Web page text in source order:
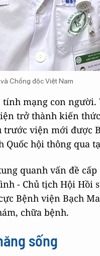
Chống độc Việt Nam
mạng con người.
trở thành kiến
viện mới được
hội thông qua
quanh vấn đề
- Chủ tịch Hội Hồi
Bệnh viện Bạch
chữa bệnh.
sống